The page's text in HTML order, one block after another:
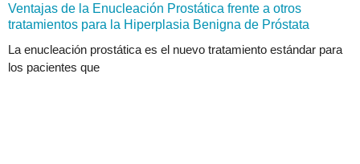
Ventajas de la Enucleación Prostática frente a otros
tratamientos para la Hiperplasia Benigna de Próstata
La enucleación prostática es el nuevo tratamiento estándar para
los pacientes que